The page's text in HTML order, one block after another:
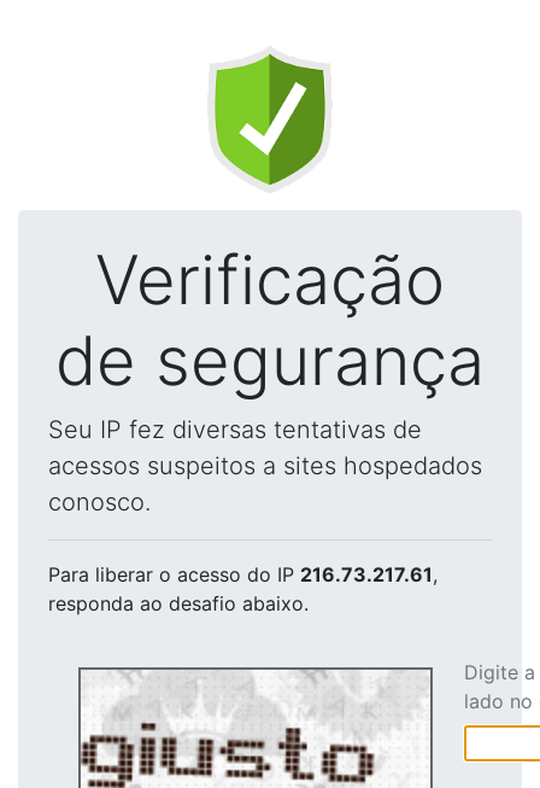
Verificação
de segurança
Seu IP fez diversas tentativas de
acessos suspeitos a sites hospedados
conosco.
Para liberar o acesso do IP 216.73.217.61,
responda ao desafio abaixo.
Digite
lado no